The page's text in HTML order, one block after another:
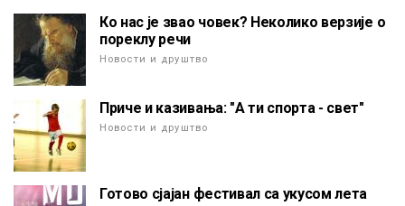
Ко нас је звао човек? Неколико верзије о
пореклу речи
Новости и друштво
Приче и казивања: "А ти спорта - свет"
Новости и друштво
Готово сјајан фестивал са укусом лета